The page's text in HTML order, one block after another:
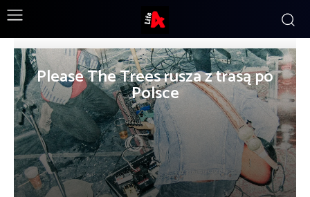
Please The Trees rusza z trasą po
Polsce